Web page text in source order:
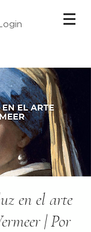
Login
en el arte
| Por